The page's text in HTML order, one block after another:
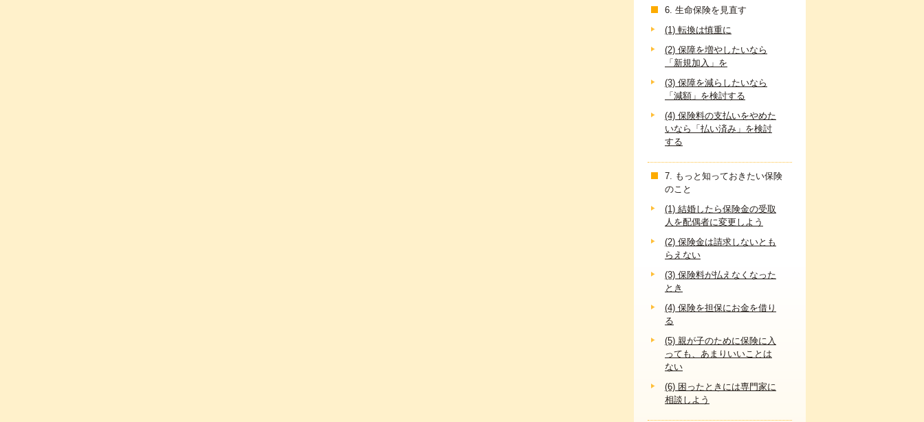
6. 生命保険を見直す
(1) 転換は慎重に
(2) 保障を増やしたいなら
「新規加入」を
(3) 保障を減らしたいなら
「減額」を検討する
(4) 保険料の支払いをやめた
いなら「払い済み」を検討
する
7. もっと知っておきたい保険
のこと
(1) 結婚したら保険金の受取
人を配偶者に変更しよう
(2) 保険金は請求しないとも
らえない
(3) 保険料が払えなくなった
とき
(4) 保険を担保にお金を借り
る
(5) 親が子のために保険に入
っても、あまりいいことは
ない
(6) 困ったときには専門家に
相談しよう